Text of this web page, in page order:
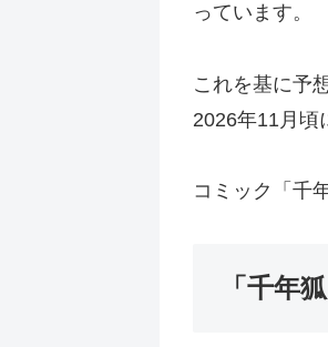
っています。
これを基に予
2026年11月頃
コミック「千
「千年